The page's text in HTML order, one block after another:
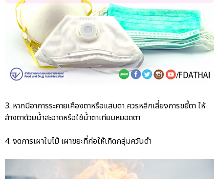
3. หากมีอาการระคายเคืองตาหรือแสบตา ควรหลีกเลี่ยงการขยี้ตา ให้
ล้างตาด้วยน้ำสะอาดหรือใช้น้ำตาเทียมหยอดตา
4. งดการเผาใบไม้ เผาขยะที่ก่อให้เกิดกลุ่มควันดำ